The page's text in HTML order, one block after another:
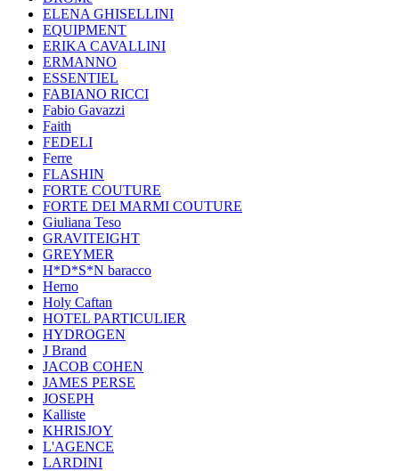
ELENA GHISELLINI
EQUIPMENT
ERIKA CAVALLINI
ERMANNO
ESSENTIEL
FABIANO RICCI
Fabio Gavazzi
Faith
FEDELI
Ferre
FLASHIN
FORTE COUTURE
FORTE DEI MARMI COUTURE
Giuliana Teso
GRAVITEIGHT
GREYMER
H*D*S*N baracco
Herno
Holy Caftan
HOTEL PARTICULIER
HYDROGEN
J Brand
JACOB COHEN
JAMES PERSE
JOSEPH
Kalliste
KHRISJOY
L'AGENCE
LARDINI